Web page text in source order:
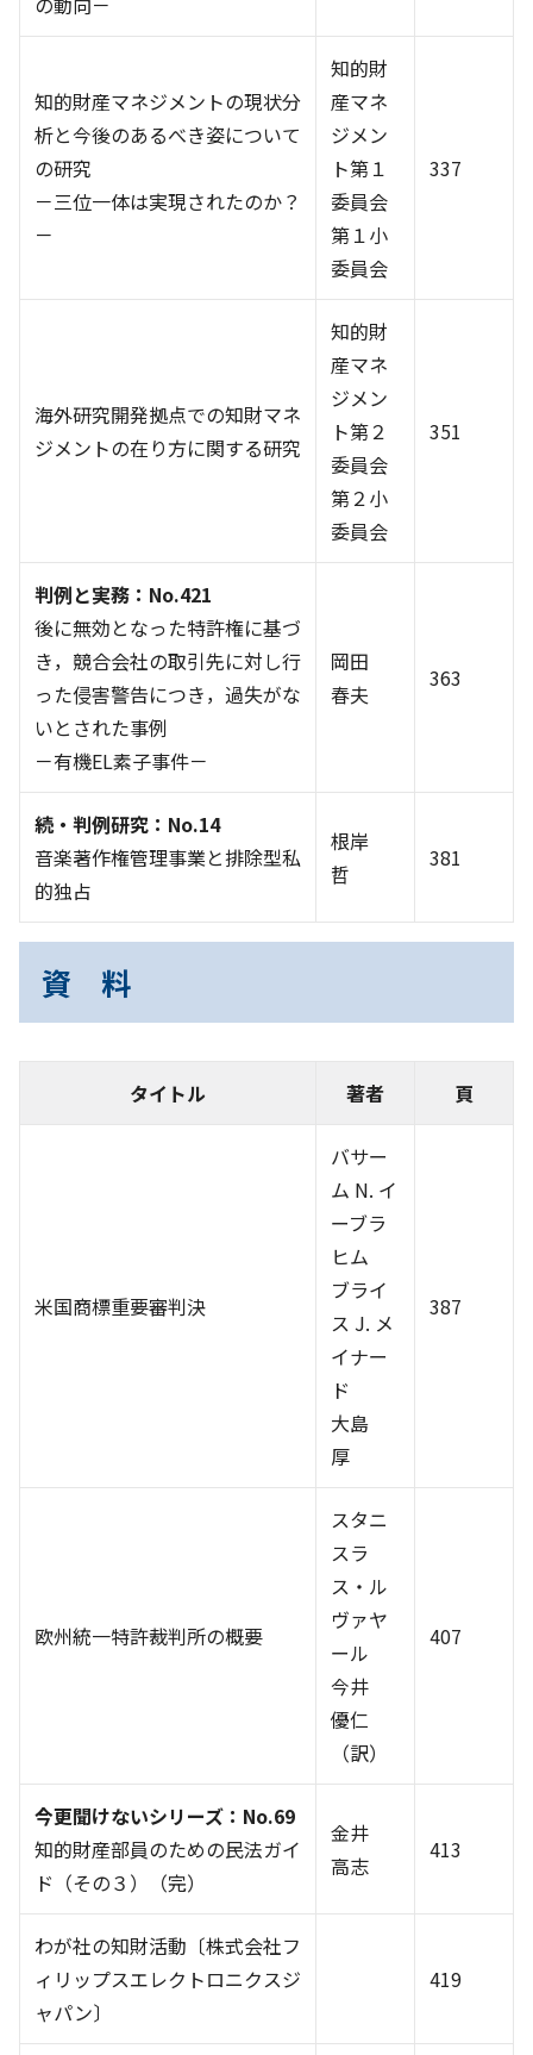
知的財産マネジメントの現状分
析と今後のあるべき姿について
の研究
－三位一体は実現されたのか？
－
知的財
産マネ
ジメン
ト第１
委員会
第１小
委員会
337
海外研究開発拠点での知財マネ
ジメントの在り方に関する研究
知的財
産マネ
ジメン
ト第２
委員会
第２小
委員会
351
判例と実務：No.421
後に無効となった特許権に基づ
き，競合会社の取引先に対し行
った侵害警告につき，過失がな
いとされた事例
－有機EL素子事件－
岡田
春夫
363
続・判例研究：No.14
音楽著作権管理事業と排除型私
的独占
根岸
哲
381
資 料
タイトル 著者 頁
米国商標重要審判決
バサー
ム N. イ
ーブラ
ヒム
ブライ
ス J. メ
イナー
ド
大島
厚
387
欧州統一特許裁判所の概要
スタニ
スラ
ス・ル
ヴァヤ
ール
今井
優仁
（訳）
407
今更聞けないシリーズ：No.69
知的財産部員のための民法ガイ
ド（その３）（完）
金井
高志
413
わが社の知財活動〔株式会社フ
ィリップスエレクトロニクスジ
ャパン〕
419